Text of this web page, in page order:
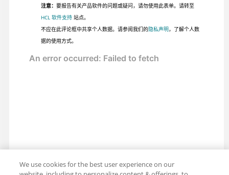
注意： 要报告有关产品软件的问题或疑问，请勿使用此表单。请转至
HCL 软件支持站点。
不应在此评论框中共享个人数据。请参阅我们的隐私声明，了解个人数
据的使用方式。
We use cookies for the best user experience on our